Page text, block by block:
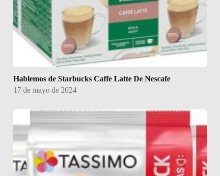
Hablemos de Starbucks Caffe Latte De Nescafe
17 de mayo de 2024